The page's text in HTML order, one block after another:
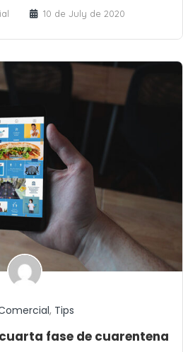
10 de July de 2020
, Tips
fase de cuarentena